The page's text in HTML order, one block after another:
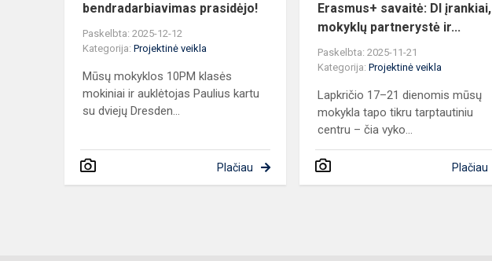
bendradarbiavimas prasidėjo!
Paskelbta: 2025-12-12
Kategorija: Projektinė veikla
Mūsų mokyklos 10PM klasės
mokiniai ir auklėtojas Paulius kartu
su dviejų Dresden...
Plačiau
Erasmus+ savaitė: DI įrankiai,
mokyklų partnerystė ir...
Paskelbta: 2025-11-21
Kategorija:Projektinė veikla
Lapkričio 17–21 dienomis mūsų
mokykla tapo tikru tarptautiniu
centru – čia vyko...
Plačiau